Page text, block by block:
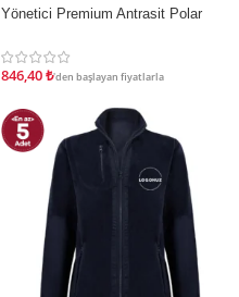
İNDIRIM
Yönetici Premium Antrasit Polar
846,40₺'den başlayan fiyatlarla